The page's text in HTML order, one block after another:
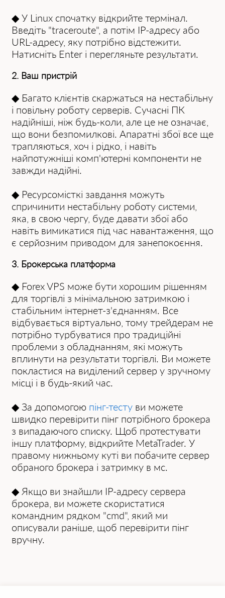
◆ У Linux спочатку відкрийте термінал.
Введіть "traceroute", а потім IP-адресу або
URL-адресу, яку потрібно відстежити.
Натисніть Enter і перегляньте результати.
2. Ваш пристрій
◆ Багато клієнтів скаржаться на нестабільну
і повільну роботу серверів. Сучасні ПК
надійніші, ніж будь-коли, але це не означає,
що вони безпомилкові. Апаратні збої все ще
трапляються, хоч і рідко, і навіть
найпотужніші комп'ютерні компоненти не
завжди надійні.
◆ Ресурсомісткі завдання можуть
спричинити нестабільну роботу системи,
яка, в свою чергу, буде давати збої або
навіть вимикатися під час навантаження, що
є серйозним приводом для занепокоєння.
3. Брокерська платформа
◆ Forex VPS може бути хорошим рішенням
для торгівлі з мінімальною затримкою і
стабільним інтернет-з'єднанням. Все
відбувається віртуально, тому трейдерам не
потрібно турбуватися про традиційні
проблеми з обладнанням, які можуть
вплинути на результати торгівлі. Ви можете
покластися на виділений сервер у зручному
місці і в будь-який час.
◆ За допомогою пінг-тесту ви можете
швидко перевірити пінг потрібного брокера
з випадаючого списку. Щоб протестувати
іншу платформу, відкрийте MetaTrader. У
правому нижньому куті ви побачите сервер
обраного брокера і затримку в мс.
◆ Якщо ви знайшли IP-адресу сервера
брокера, ви можете скористатися
командним рядком "cmd", який ми
описували раніше, щоб перевірити пінг
вручну.